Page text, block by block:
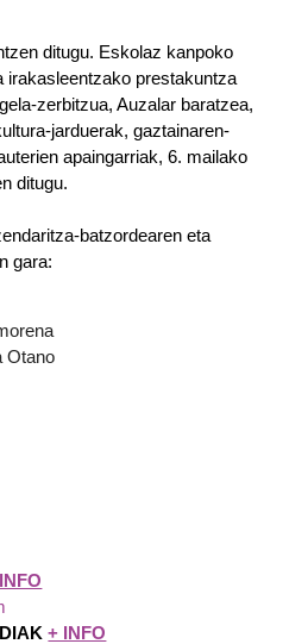
ditugu. Eskolaz kanpoko
irakasleentzako prestakuntza
zerbitzua, Auzalar baratzea,
jarduerak, gaztainaren-
apaingarriak, 6. mailako
ditugu.
batzordearen eta
gara:
Otano
+ INFO